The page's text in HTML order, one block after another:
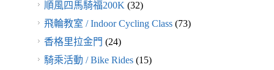
順風四馬騎福200K(32)
飛輪教室 / Indoor Cycling Class(73)
香格里拉金門 (24)
騎乘活動 / Bike Rides(15)